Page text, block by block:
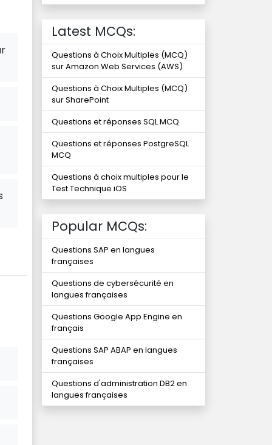
Latest MCQs:
Questions à Choix Multiples (MCQ)
sur Amazon Web Services (AWS)
Questions à Choix Multiples (MCQ)
sur SharePoint
Questions et réponses SQL MCQ
Questions et réponses PostgreSQL
MCQ
Questions à choix multiples pour le
Test Technique iOS
Popular MCQs:
Questions SAP en langues
françaises
Questions de cybersécurité en
langues françaises
Questions Google App Engine en
français
Questions SAP ABAP en langues
françaises
Questions d'administration DB2 en
langues françaises